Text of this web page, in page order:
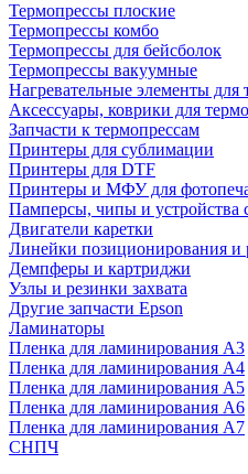
Термопрессы плоские
Термопрессы комбо
Термопрессы для бейсболок
Термопрессы вакуумные
Нагревательные элементы для
Аксессуары, коврики для
Запчасти к термопрессам
Принтеры для сублимации
Принтеры для DTF
Принтеры и МФУ для
Памперсы, чипы и устройства
Двигатели каретки
Линейки позиционирования и
Демпферы и картриджи
Узлы и резинки захвата
Другие запчасти Epson
Ламинаторы
Пленка для ламинирования А3
Пленка для ламинирования А4
Пленка для ламинирования А5
Пленка для ламинирования А6
Пленка для ламинирования А7
СНПЧ